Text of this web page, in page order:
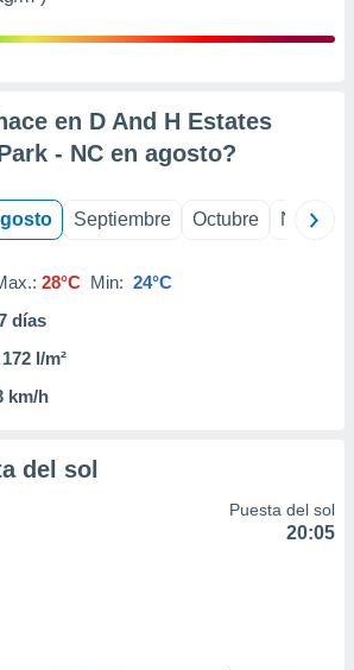
en D And H Estates
- NC en agosto?
Septiembre Octubre
28°C Min: 24°C
días
172 l/m²
km/h
del sol
Puesta del sol
20:05